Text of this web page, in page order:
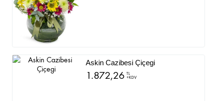
Askin Cazibesi Çiçegi
1.872,26 TL
+KDV